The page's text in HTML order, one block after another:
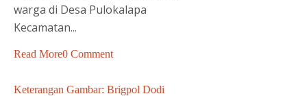
warga di Desa Pulokalapa
Kecamatan...
Read More0 Comment
Keterangan Gambar: Brigpol Dodi